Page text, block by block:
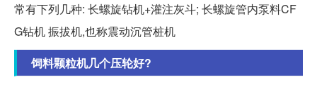
常有下列几种: 长螺旋钻机+灌注灰斗; 长螺旋管内泵料CF
G钻机 振拔机,也称震动沉管桩机
饲料颗粒机几个压轮好?